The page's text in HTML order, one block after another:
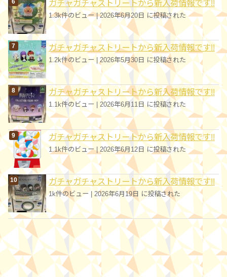
ガチャガチャストリートから新入荷情報です!!
1.3k件のビュー|2026年6月20日 に投稿された
ガチャガチャストリートから新入荷情報です!!
1.2k件のビュー 2026年5月30日 に投稿された
ガチャガチャストリートから新入荷情報です!!
1.1k件のビュー 2026年6月11日 に投稿された
ガチャガチャストリートから新入荷情報です!!
1.1k件のビュー| 2026年6月12日 に投稿された
ガチャガチャストリートから新入荷情報です!!
1k件のビュー|2026年6月19日 に投稿された